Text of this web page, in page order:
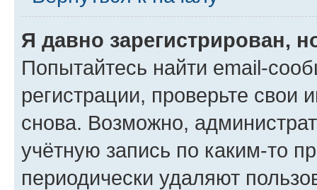
Я давно зарегистрирован,
Попытайтесь найти email-
регистрации, проверьте свои
снова. Возможно,
учётную запись по каким-то
периодически удаляют